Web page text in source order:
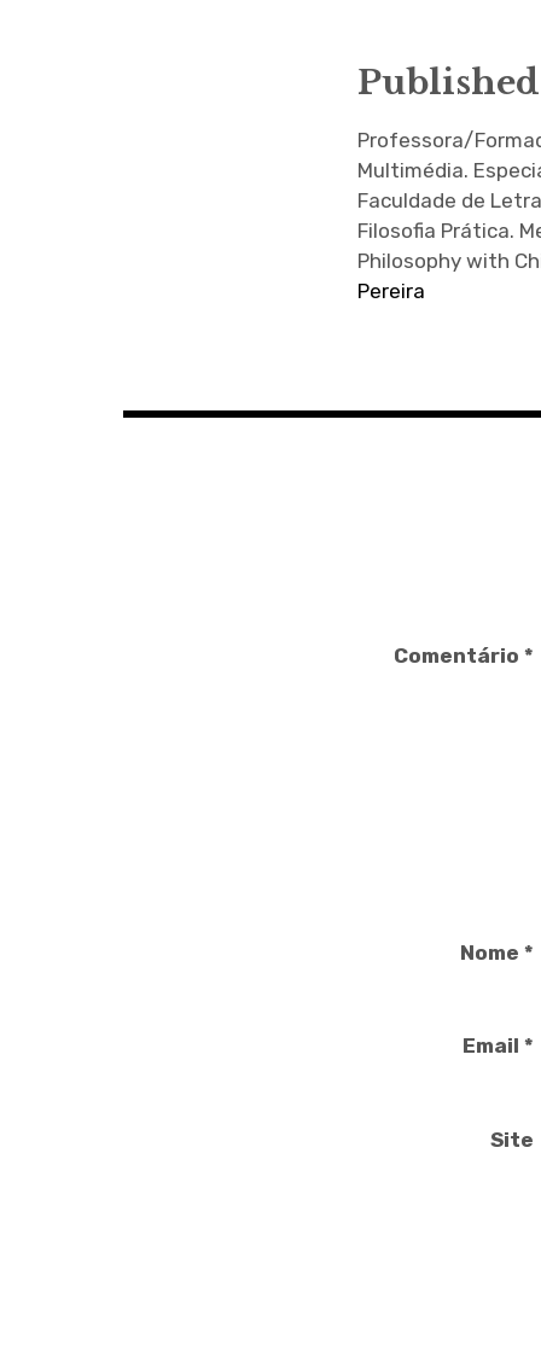
Professora/
Multimédia.
Faculdade de
Filosofia Prática.
Philosophy with
Pereira
Comentário *
Nome *
Email *
Site